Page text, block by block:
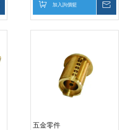
加入詢價籃
五金零件